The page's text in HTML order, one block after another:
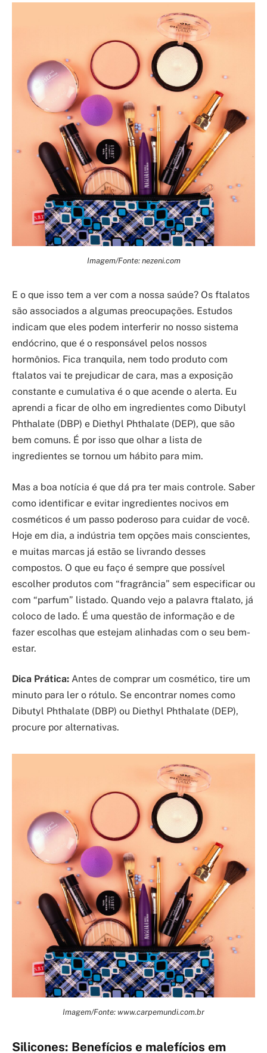
Imagem/Fonte: nezeni.com
E o que isso tem a ver com a nossa saúde? Os ftalatos
são associados a algumas preocupações. Estudos
indicam que eles podem interferir no nosso sistema
endócrino, que é o responsável pelos nossos
hormônios. Fica tranquila, nem todo produto com
ftalatos vai te prejudicar de cara, mas a exposição
constante e cumulativa é o que acende o alerta. Eu
aprendi a ficar de olho em ingredientes como Dibutyl
Phthalate (DBP) e Diethyl Phthalate (DEP), que são
bem comuns. É por isso que olhar a lista de
ingredientes se tornou um hábito para mim.
Mas a boa notícia é que dá pra ter mais controle. Saber
como identificar e evitar ingredientes nocivos em
cosméticos é um passo poderoso para cuidar de você.
Hoje em dia, a indústria tem opções mais conscientes,
e muitas marcas já estão se livrando desses
compostos. O que eu faço é sempre que possível
escolher produtos com “fragrância” sem especificar ou
com “parfum” listado. Quando vejo a palavra ftalato, já
coloco de lado. É uma questão de informação e de
fazer escolhas que estejam alinhadas com o seu bem-
estar.
Dica Prática: Antes de comprar um cosmético, tire um
minuto para ler o rótulo. Se encontrar nomes como
Dibutyl Phthalate (DBP) ou Diethyl Phthalate (DEP),
procure por alternativas.
Imagem/Fonte: www.carpemundi.com.br
Silicones: Benefícios e malefícios em